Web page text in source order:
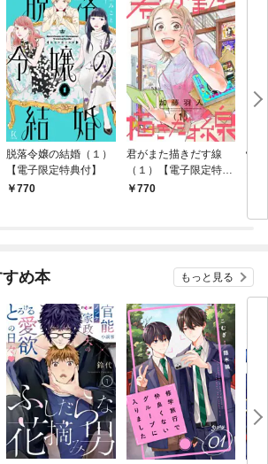
脱落令嬢の結婚（１）
【電子限定特典付】
770
君がまた描きだす線
（１）【電子限定特典
付】770
情
め本 もっと見る